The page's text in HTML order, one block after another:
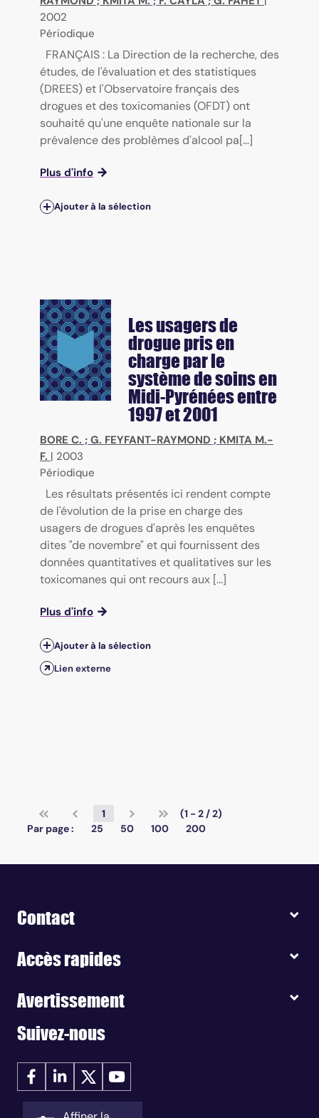
2002
Périodique
FRANÇAIS : La Direction de la recherche, des
études, de l'évaluation et des statistiques
(DREES) et l'Observatoire français des
drogues et des toxicomanies (OFDT) ont
souhaité qu'une enquête nationale sur la
prévalence des problèmes d'alcool pa[...]
Plus d'info
Ajouter à la sélection
Les usagers de
drogue pris en
charge par le
système de soins en
Midi-Pyrénées entre
1997 et 2001
BORE C. ; G. FEYFANT-RAYMOND ; KMITA M.-
F. | 2003
Périodique
Les résultats présentés ici rendent compte
de l'évolution de la prise en charge des
usagers de drogues d'après les enquêtes
dites "de novembre" et qui fournissent des
données quantitatives et qualitatives sur les
toxicomanes qui ont recours aux [...]
Plus d'info
Ajouter à la sélection
Lien externe
1
(1 - 2 / 2)
Par page :
25 50 100 200
Contact
Accès rapides
Avertissement
Suivez-nous